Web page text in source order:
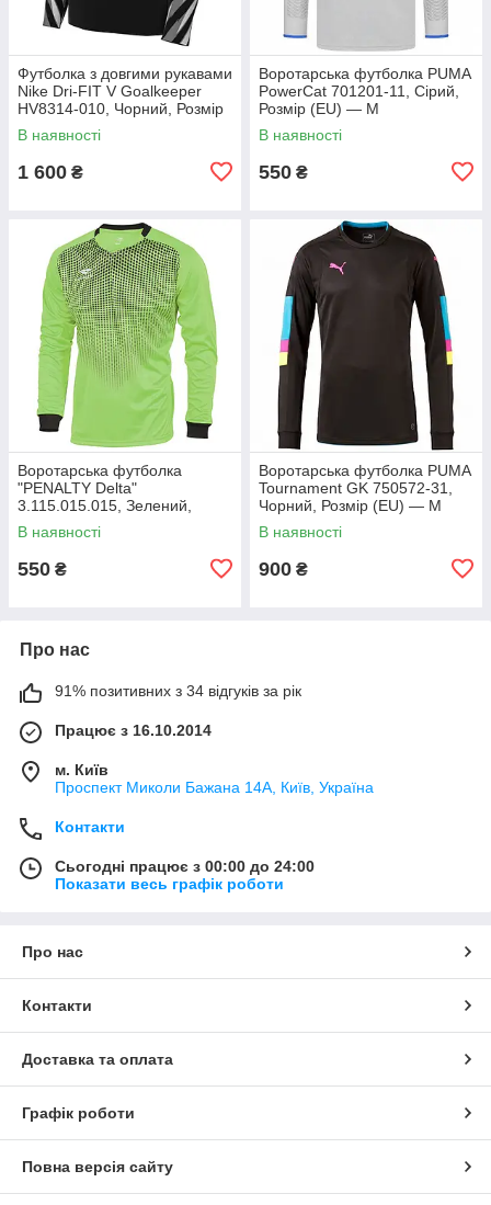
Футболка з довгими рукавами
Nike Dri-FIT V Goalkeeper
HV8314-010, Чорний, Розмір
(EU) — S
В наявності
1 600 ₴
Воротарська футболка PUMA
PowerCat 701201-11, Сірий,
Розмір (EU) — M
В наявності
550 ₴
Воротарська футболка
"PENALTY Delta"
3.115.015.015, Зелений,
Розмір (EU) — M
В наявності
550 ₴
Воротарська футболка PUMA
Tournament GK 750572-31,
Чорний, Розмір (EU) — M
В наявності
900 ₴
Про нас
91% позитивних з 34 відгуків за рік
Працює з 16.10.2014
м. Київ
Проспект Миколи Бажана 14А, Київ, Україна
Контакти
Сьогодні працює з 00:00 до 24:00
Показати весь графік роботи
Про нас
Контакти
Доставка та оплата
Графік роботи
Повна версія сайту